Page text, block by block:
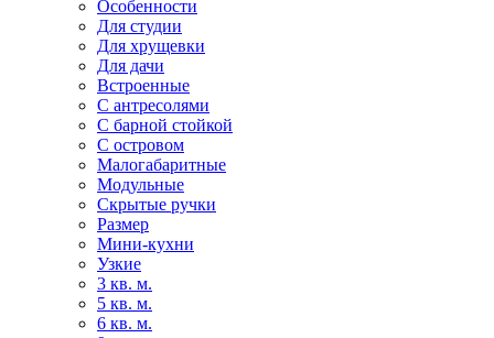
Особенности
Для студии
Для хрущевки
Для дачи
Встроенные
С антресолями
С барной стойкой
С островом
Малогабаритные
Модульные
Скрытые ручки
Размер
Мини-кухни
Узкие
3 кв. м.
5 кв. м.
6 кв. м.